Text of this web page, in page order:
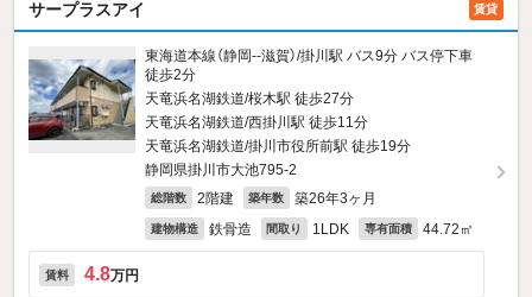
サープラスアイ 賃貸
東海道本線（静岡--滋賀）/掛川駅 バス9分 バス停下車
徒歩2分
天竜浜名湖鉄道/桜木駅 徒歩27分
天竜浜名湖鉄道/西掛川駅 徒歩11分
天竜浜名湖鉄道/掛川市役所前駅 徒歩19分
静岡県掛川市大池795‐2
総階数 2階建 築年数 築26年3ヶ月
建物構造 鉄骨造 間取り 1LDK 専有面積 44.72㎡
賃料 4.8万円